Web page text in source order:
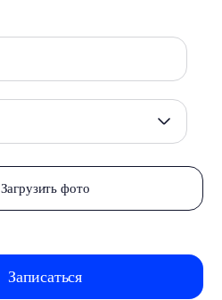
Загрузить фото